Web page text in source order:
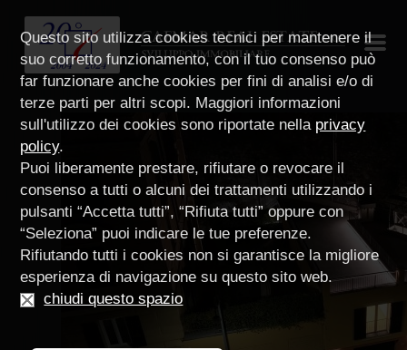
Questo sito utilizza cookies tecnici per mantenere il
suo corretto funzionamento, con il tuo consenso può
far funzionare anche cookies per fini di analisi e/o di
terze parti per altri scopi. Maggiori informazioni
sull'utilizzo dei cookies sono riportate nella privacy
policy.
Puoi liberamente prestare, rifiutare o revocare il
consenso a tutti o alcuni dei trattamenti utilizzando i
pulsanti “Accetta tutti”, “Rifiuta tutti” oppure con
“Seleziona” puoi indicare le tue preferenze.
Rifiutando tutti i cookies non si garantisce la migliore
esperienza di navigazione su questo sito web.
chiudi questo spazio